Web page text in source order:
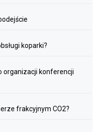
koparki?
organizacji konferencji
frakcyjnym CO2?